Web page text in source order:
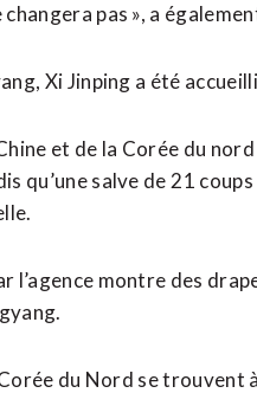
pas », a
Xi Jinping a été
et de la Corée du
qu’une salve de ⁠21
l’agence montre des
du Nord se